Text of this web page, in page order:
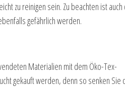
zu reinigen sein. Zu beachten ist auch
gefährlich werden.
Materialien mit dem Öko-Tex-
gekauft werden, denn so senken Sie